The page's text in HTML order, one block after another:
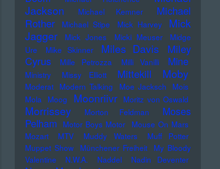
Jackson
Michael Kemner
Michael
Rother
Michael Stipe Mick Harvey
Mick
Jagger
Mick Jones Micki Meuser
Midge
Ure
Mike Skinner Miles Davis
Miley
Cyrus
Mille Petrozza Milli Vanilli Mine
Ministry Missy Elliott Mittekill Moby
Moderat Modern Talking Moe Jacksch
Mois
Mola
Moog Moonriivr Moritz von Oswald
Morrissey Morton Feldman
Moses
Pelham
Motor Boys Motor
Mouse On Mars
Mozart
MTV Muddy Waters
Muff Potter
Muppet Show
Münchener Freiheit
My Bloody
Valentine
N.W.A. Naddel Nadin Deventer